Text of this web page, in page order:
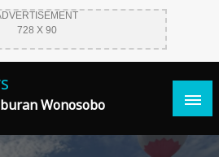
728 X 90
Wonosobo